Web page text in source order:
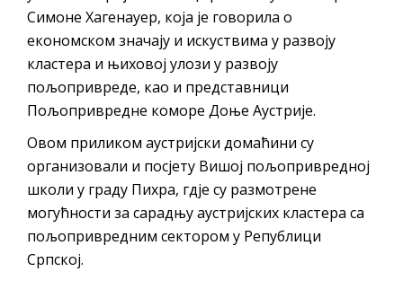
Симоне Хагенауер, која је говорила о
економском значају и искуствима у развоју
кластера и њиховој улози у развоју
пољопривреде, као и представници
Пољопривредне коморе Доње Аустрије.
Овом приликом аустријски домаћини су
организовали и посјету Вишој пољопривредној
школи у граду Пихра, гдје су размотрене
могућности за сарадњу аустријских кластера са
пољопривредним сектором у Републици
Српској.